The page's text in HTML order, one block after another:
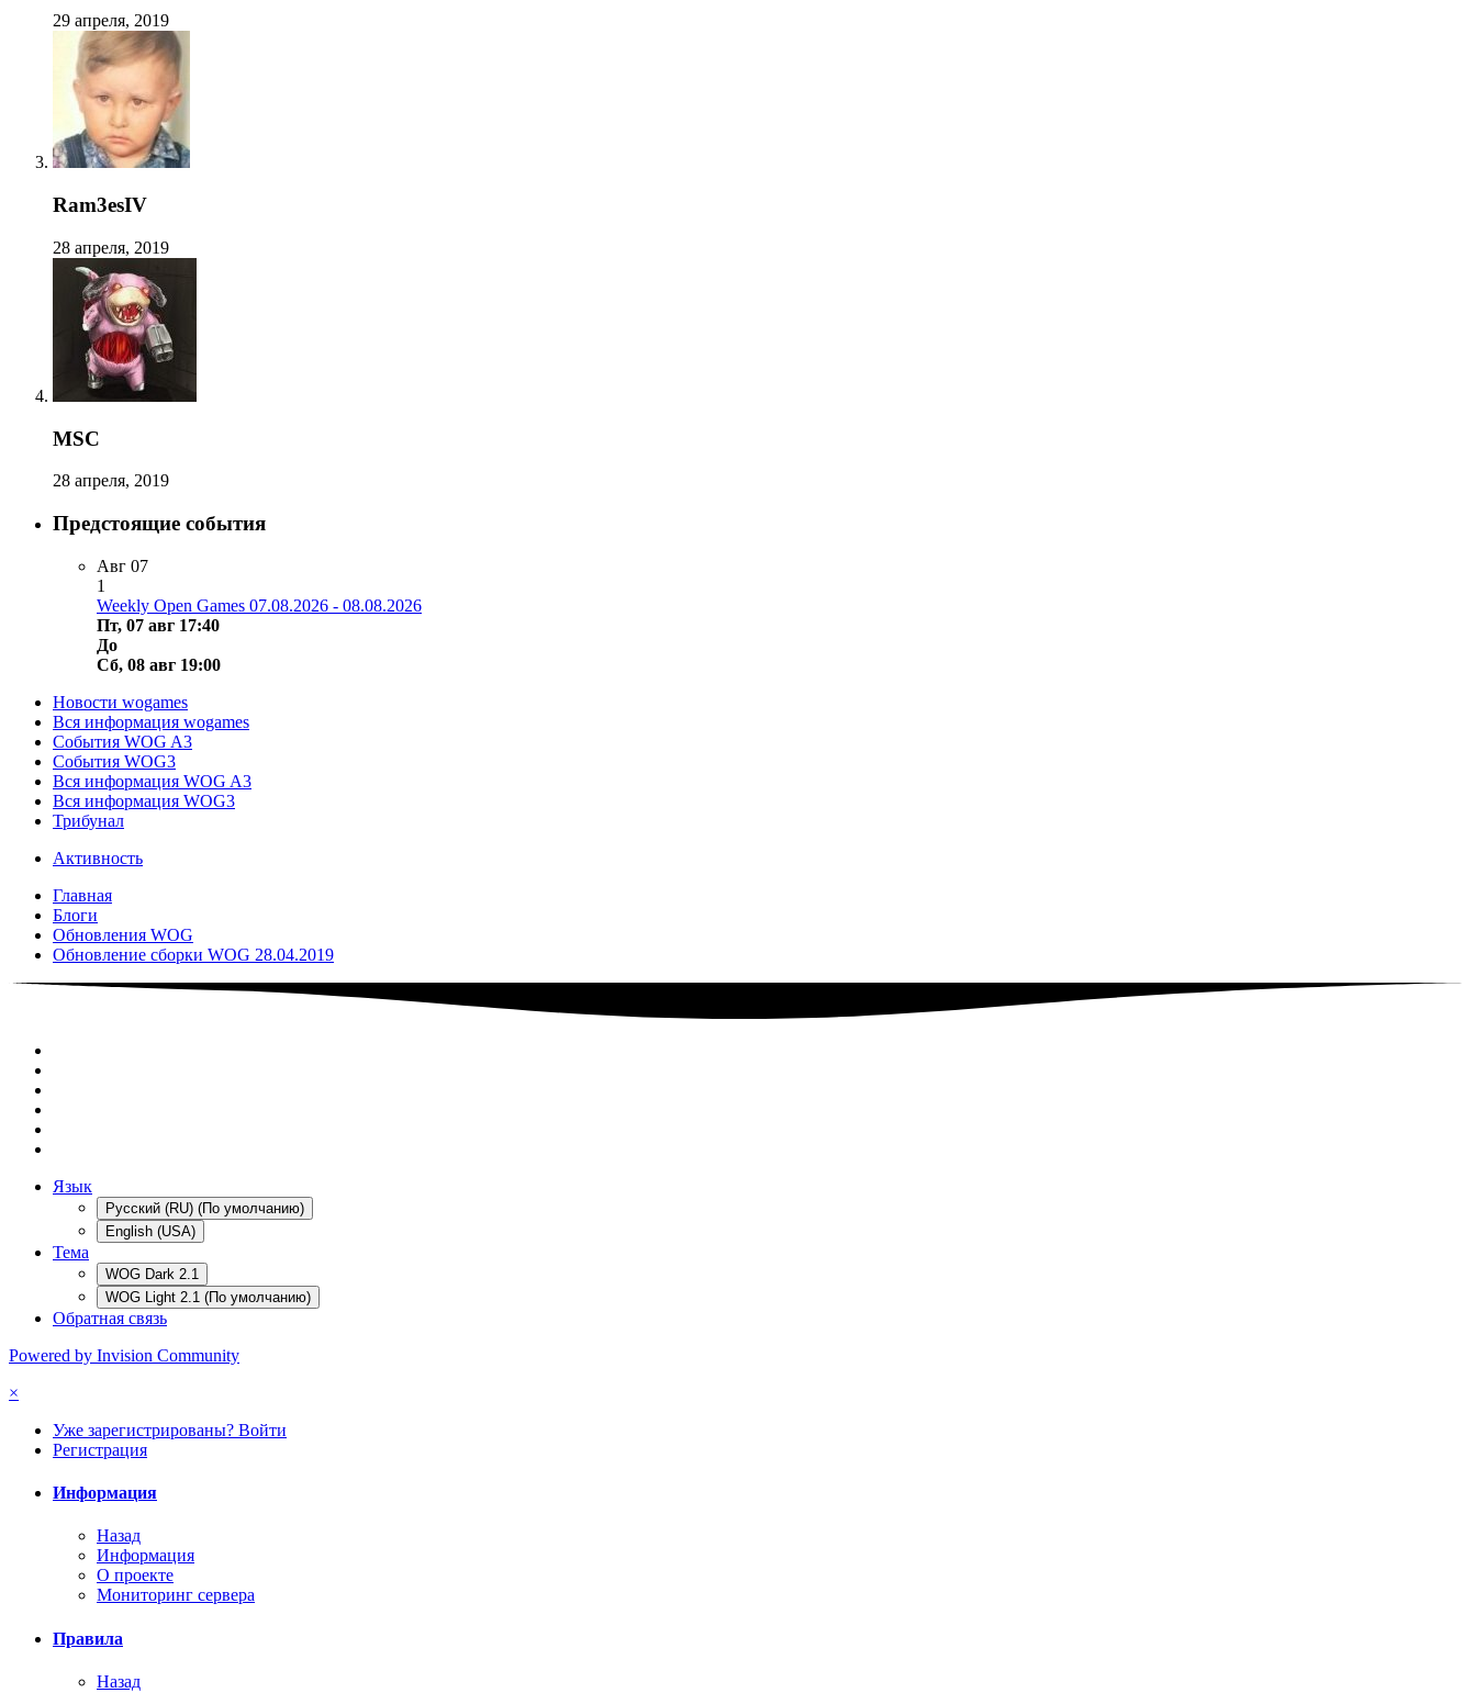
29 апреля, 2019
Ram3esIV
28 апреля, 2019
MSC
28 апреля, 2019
Предстоящие события
Авг 07
1
Weekly Open Games 07.08.2026 - 08.08.2026
Пт, 07 авг 17:40
До
Сб, 08 авг 19:00
Новости wogames
Вся информация wogames
События WOG A3
События WOG3
Вся информация WOG A3
Вся информация WOG3
Трибунал
Активность
Главная
Блоги
Обновления WOG
Обновление сборки WOG 28.04.2019
Язык
Русский (RU) (По умолчанию)
English (USA)
Тема
WOG Dark 2.1
WOG Light 2.1 (По умолчанию)
Обратная связь
Powered by Invision Community
×
Уже зарегистрированы? Войти
Регистрация
Информация
Назад
Информация
О проекте
Мониторинг сервера
Правила
Назад